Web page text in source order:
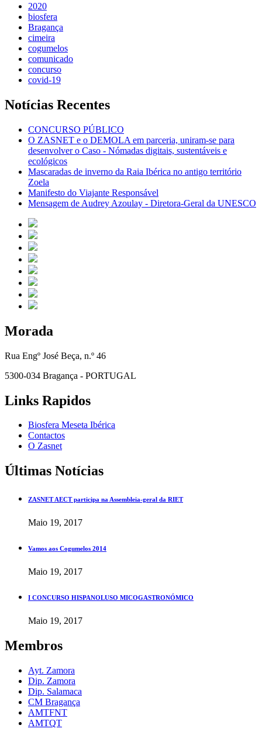
2020
biosfera
Bragança
cimeira
cogumelos
comunicado
concurso
covid-19
Notícias Recentes
CONCURSO PÚBLICO
O ZASNET e o DEMOLA em parceria, uniram-se para
desenvolver o Caso - Nómadas digitais, sustentáveis e
ecológicos
Mascaradas de inverno da Raia Ibérica no antigo território
Zoela
Manifesto do Viajante Responsável
Mensagem de Audrey Azoulay - Diretora-Geral da UNESCO
Morada
Rua Engº José Beça, n.º 46
5300-034 Bragança - PORTUGAL
Links Rapidos
Biosfera Meseta Ibérica
Contactos
O Zasnet
Últimas Notícias
ZASNET AECT participa na Assembleia-geral da RIET
Maio 19, 2017
Vamos aos Cogumelos 2014
Maio 19, 2017
I CONCURSO HISPANOLUSO MICOGASTRONÓMICO
Maio 19, 2017
Membros
Ayt. Zamora
Dip. Zamora
Dip. Salamaca
CM Bragança
AMTFNT
AMTQT